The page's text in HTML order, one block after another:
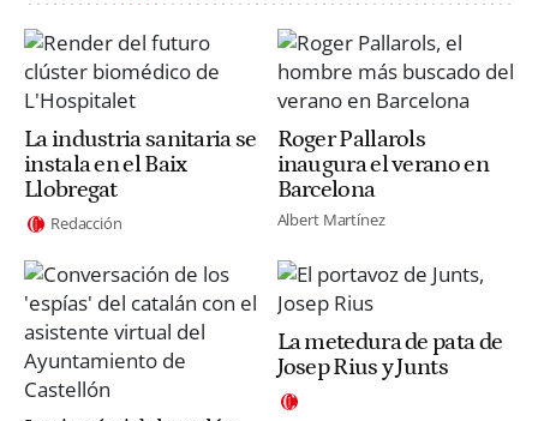
La industria sanitaria se
instala en el Baix
Llobregat
Redacción
Roger Pallarols
inaugura el verano en
Barcelona
Albert Martínez
La metedura de pata de
Josep Rius y Junts